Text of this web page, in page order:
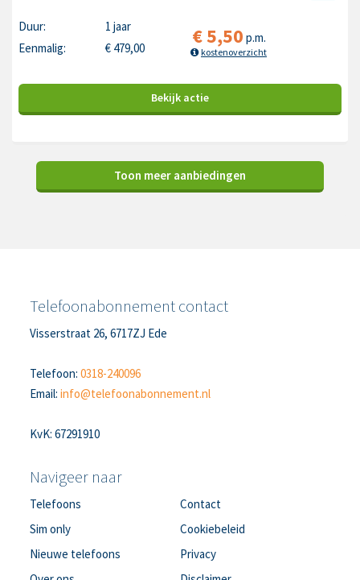
Duur:
1 jaar
Eenmalig:
€ 479,00 €5,50 p.m.
kostenoverzicht
Bekijk actie
Toon meer aanbiedingen
Telefoonabonnement contact
Visserstraat 26, 6717ZJ Ede
Telefoon:0318-240096
Email:info@telefoonabonnement.nl
KvK: 67291910
Navigeer naar
Telefoons
Sim only
Nieuwe telefoons
Contact
Cookiebeleid
Privacy